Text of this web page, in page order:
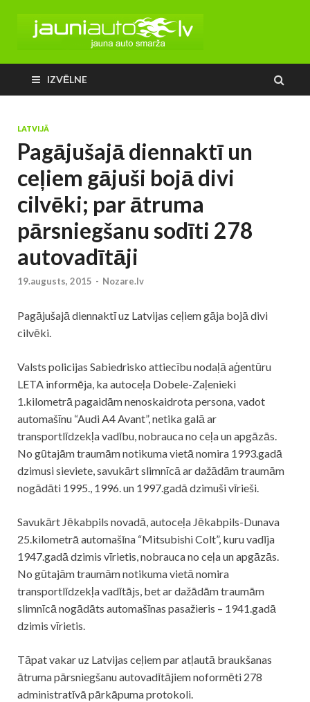
IZVĒLNE
LATVIJĀ
Pagājušajā diennaktī un
ceļiem gājuši bojā divi
cilvēki; par ātruma
pārsniegšanu sodīti 278
autovadītāji
19.augusts, 2015 - Nozare.lv
Pagājušajā diennaktī uz Latvijas ceļiem gāja bojā divi
cilvēki.
Valsts policijas Sabiedrisko attiecību nodaļā aģentūru
LETA informēja, ka autoceļa Dobele-Zaļenieki
1.kilometrā pagaidām nenoskaidrota persona, vadot
automašīnu “Audi A4 Avant”, netika galā ar
transportlīdzekļa vadību, nobrauca no ceļa un apgāzās.
No gūtajām traumām notikuma vietā nomira 1993.gadā
dzimusi sieviete, savukārt slimnīcā ar dažādām traumām
nogādāti 1995., 1996. un 1997.gadā dzimuši vīrieši.
Savukārt Jēkabpils novadā, autoceļa Jēkabpils-Dunava
25.kilometrā automašīna “Mitsubishi Colt”, kuru vadīja
1947.gadā dzimis vīrietis, nobrauca no ceļa un apgāzās.
No gūtajām traumām notikuma vietā nomira
transportlīdzekļa vadītājs, bet ar dažādām traumām
slimnīcā nogādāts automašīnas pasažieris – 1941.gadā
dzimis vīrietis.
Tāpat vakar uz Latvijas ceļiem par atļautā braukšanas
ātruma pārsniegšanu autovadītājiem noformēti 278
administratīvā pārkāpuma protokoli.